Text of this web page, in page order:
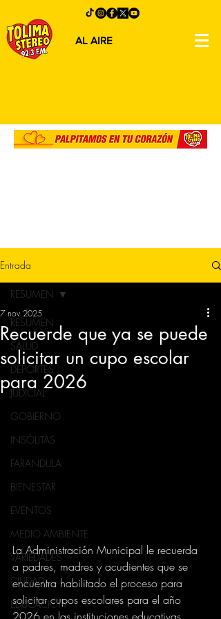
AL AIRE
Entrada
RESUMEN
SALUD
DEPORTES
JUDICIAL
GOBIERNO
INSÓLITAS
FARANDULA
BIENESTAR
EVENTOS
MEDIO AMBIENTE
VARIEDADES
CIUDAD
EDUCACION
RESUMEN
Recuerde que ya se puede
solicitar un cupo escolar
para 2026
7 nov 2025
La Administración Municipal le recuerda
a padres, madres y acudientes que se
encuentra habilitado el proceso para
solicitar cupos escolares para el año